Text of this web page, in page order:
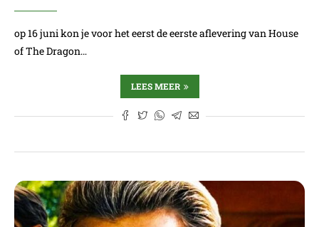
op 16 juni kon je voor het eerst de eerste aflevering van House
of The Dragon…
LEES MEER